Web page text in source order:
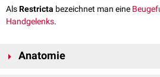
AlsRestricta bezeichnet man eine
Handgelenks.
Anatomie